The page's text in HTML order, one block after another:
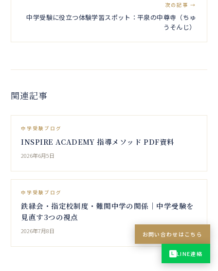
次の記事 →
中学受験に役立つ体験学習スポット：平泉の中尊寺（ちゅ
うそんじ）
関連記事
中学受験ブログ
INSPIRE ACADEMY 指導メソッド PDF資料
2026年6月5日
中学受験ブログ
鉄緑会・指定校制度・難関中学の関係｜中学受験を
見直す3つの視点
2026年7月8日 お問い合わせはこちら
L LINE連絡